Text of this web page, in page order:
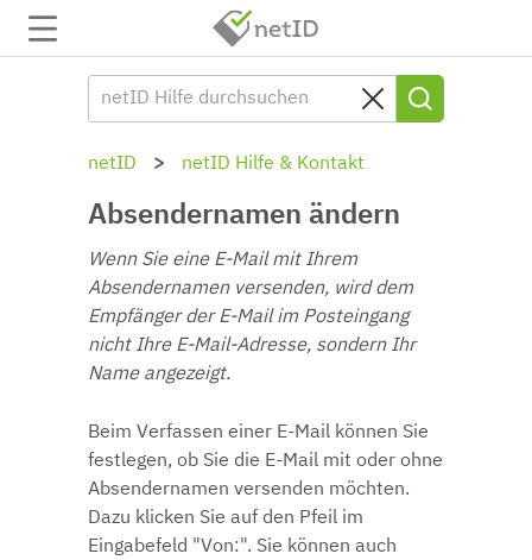
netID netID Hilfe & Kontakt
Absendernamen ändern
Wenn Sie eine E-Mail mit Ihrem
Absendernamen versenden, wird dem
Empfänger der E-Mail im Posteingang
nicht Ihre E-Mail-Adresse, sondern Ihr
Name angezeigt.
Beim Verfassen einer E-Mail können Sie
festlegen, ob Sie die E-Mail mit oder ohne
Absendernamen versenden möchten.
Dazu klicken Sie auf den Pfeil im
Eingabefeld "Von:". Sie können auch